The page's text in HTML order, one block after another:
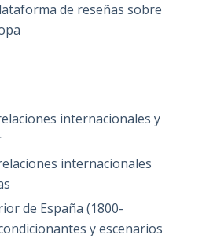
de reseñas sobre
internacionales y
internacionales
de España (1800-
y escenarios